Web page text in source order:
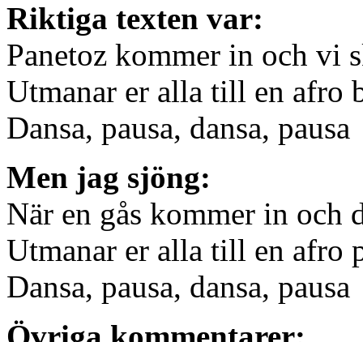
Riktiga texten var:
Panetoz kommer in och vi
Utmanar er alla till en afro
Dansa, pausa, dansa, pausa
Men jag sjöng:
När en gås kommer in och
Utmanar er alla till en afro
Dansa, pausa, dansa, pausa